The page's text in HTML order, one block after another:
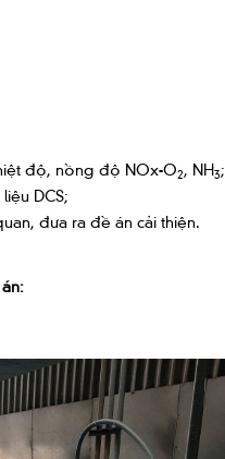
độ, nồng độ NOx-O2, NH3;
DCS;
đưa ra đề án cải thiện.